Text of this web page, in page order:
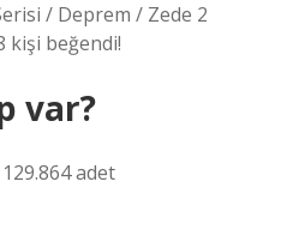
/ Deprem / Zede 2
kişi beğendi!
var?
adet